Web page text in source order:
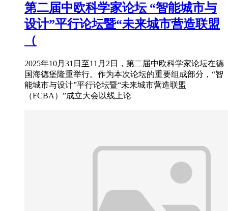
第二届中欧科学家论坛 “智能城市与
设计”平行论坛暨“未来城市营造联盟
（
2025年10月31日至11月2日，第二届中欧科学家论坛在德
国海德堡隆重举行。作为本次论坛的重要组成部分，“智
能城市与设计”平行论坛暨“未来城市营造联盟
（FCBA）”成立大会以线上论